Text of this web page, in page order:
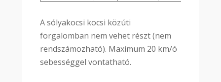
A sólyakocsi kocsi közúti
forgalomban nem vehet részt (nem
rendszámozható). Maximum 20 km/ó
sebességgel vontatható.